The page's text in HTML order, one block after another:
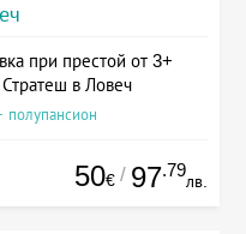
при престой от 3+
в Ловеч
полупансион
50€ / 97.79
лв.